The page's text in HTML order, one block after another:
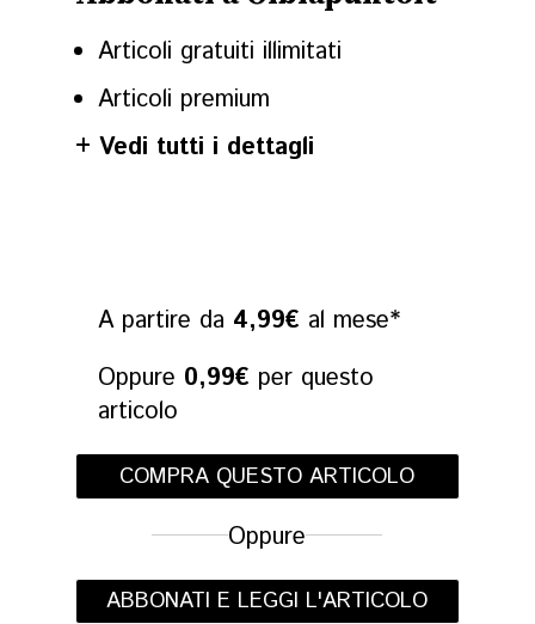
Olbia, consegna
mastelli nella
settimana del 10
agosto
Articoli gratuiti illimitati
Articoli premium
+ Vedi tutti i dettagli
A partire da 4,99€ al mese*
Oppure 0,99€ per questo
articolo
COMPRA QUESTO ARTICOLO
Oppure
ABBONATI E LEGGI L'ARTICOLO